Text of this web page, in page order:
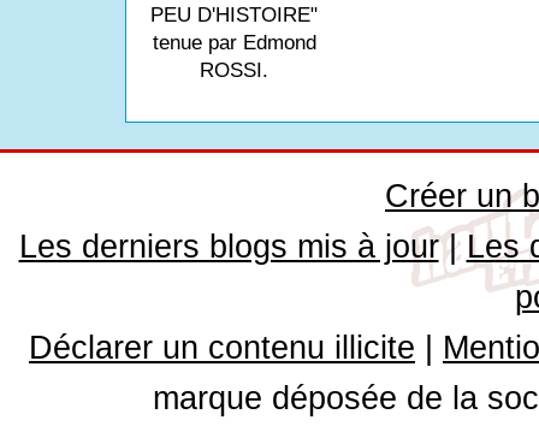
PEU D'HISTOIRE"
tenue par Edmond
ROSSI.
Créer un
Les derniers blogs mis à jour| Les
Déclarer un contenu illicite
marque déposée de la